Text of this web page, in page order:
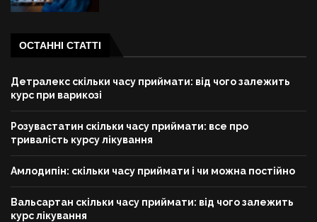
ОСТАННІ СТАТТІ
Детралекс скільки часу приймати: від чого залежить
курс при варикозі
Розувастатин скільки часу приймати: все про
тривалість курсу лікування
Амлодипін: скільки часу приймати і чи можна постійно
Вальсартан скільки часу приймати: від чого залежить
курс лікування